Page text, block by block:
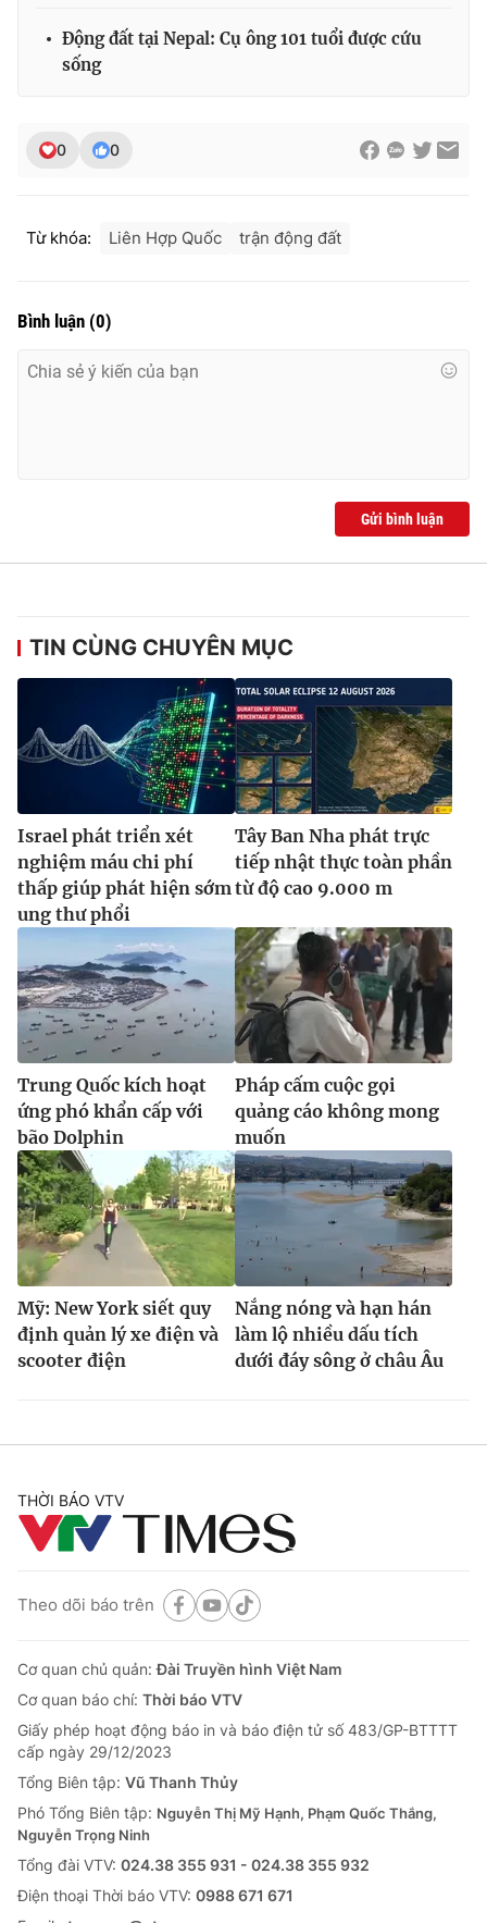
THỜI BÁO VTV
Cơ quan chủ quản:Đài Truyền hình Việt Nam
cấp ngày 29/12/2023
® Cấm sao chép dưới mọi hình thức nếu không có sự chấp
thuận bằng văn bản. Ghi rõ nguồn VTV.vn khi phát hành lại
thông tin từ website này.
Động đất tại Nepal: Cụ ông 101 tuổi được cứu
sống
0 0
Từ khóa: Liên Hợp Quốc trận động đất
Bình luận (0)
Gửi bình luận
TIN CÙNG CHUYÊN MỤC
Israel phát triển xét
nghiệm máu chi phí
thấp giúp phát hiện sớm
ung thư phổi
Tây Ban Nha phát trực
tiếp nhật thực toàn phần
từ độ cao 9.000 m
Trung Quốc kích hoạt
ứng phó khẩn cấp với
bão Dolphin
Pháp cấm cuộc gọi
quảng cáo không mong
muốn
Mỹ: New York siết quy
định quản lý xe điện và
scooter điện
Nắng nóng và hạn hán
làm lộ nhiều dấu tích
dưới đáy sông ở châu Âu
THỜI BÁO VTV
Theo dõi báo trên
Cơ quan chủ quản:Đài Truyền hình Việt Nam
Cơ quan báo chí: Thời báo VTV
Giấy phép hoạt động báo in và báo điện tử số 483/GP-BTTTT
cấp ngày 29/12/2023
Tổng Biên tập: Vũ Thanh Thủy
Phó Tổng Biên tập: Nguyễn Thị Mỹ Hạnh, Phạm Quốc Thắng,
Nguyễn Trọng Ninh
Tổng đài VTV: 024.38 355 931 - 024.38 355 932
Ðiện thoại Thời báo VTV: 0988 671 671